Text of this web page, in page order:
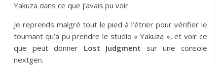
Yakuza dans ce que j’avais pu voir.
Je reprends malgré tout le pied à l’étrier pour vérifier le
tournant qu’a pu prendre le studio « Yakuza », et voir ce
que peut donner Lost Judgment sur une console
nextgen.